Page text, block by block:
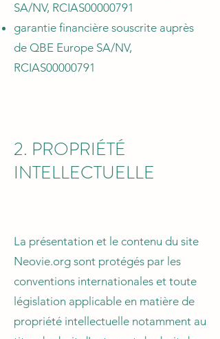
SA/NV, RCIAS00000791
garantie financière souscrite auprès
de QBE Europe SA/NV,
RCIAS00000791
2. PROPRIÉTÉ
INTELLECTUELLE
La présentation et le contenu du site
Neovie.org sont protégés par les
conventions internationales et toute
législation applicable en matière de
propriété intellectuelle notamment au